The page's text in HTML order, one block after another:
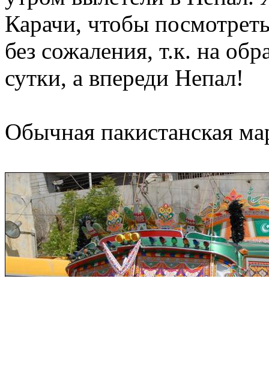
Карачи, чтобы
без сожаления, т.к. на
сутки, а впереди Непал!
Обычная пакистанская